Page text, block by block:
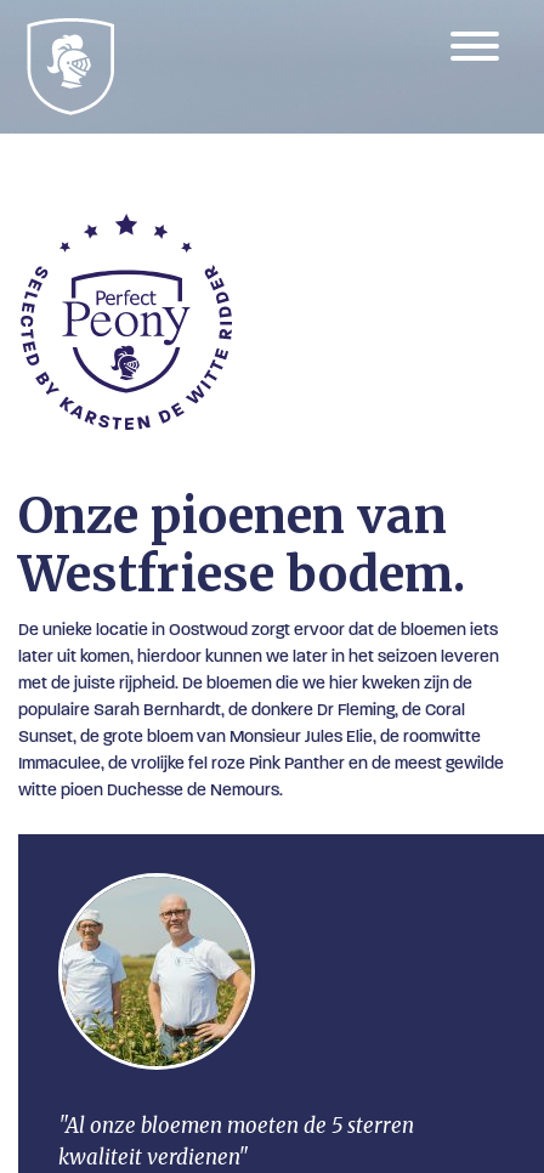
Onze pioenen van
Westfriese bodem.
De unieke locatie in Oostwoud zorgt ervoor dat de bloemen iets
later uit komen, hierdoor kunnen we later in het seizoen leveren
met de juiste rijpheid. De bloemen die we hier kweken zijn de
populaire Sarah Bernhardt, de donkere Dr Fleming, de Coral
Sunset, de grote bloem van Monsieur Jules Elie, de roomwitte
Immaculee, de vrolijke fel roze Pink Panther en de meest gewilde
witte pioen Duchesse de Nemours.
"Al onze bloemen moeten de 5 sterren
kwaliteit verdienen"